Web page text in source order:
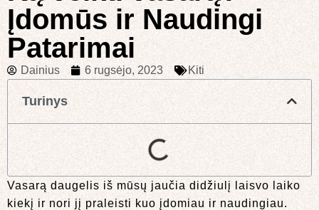
Įdomūs ir Naudingi
Patarimai
Dainius 6 rugsėjo, 2023 Kiti
Turinys
Vasarą daugelis iš mūsų jaučia didžiulį laisvo laiko
kiekį ir nori jį praleisti kuo įdomiau ir naudingiau.